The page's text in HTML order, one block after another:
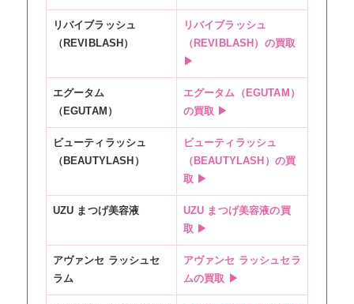
リバイブラッシュ
（REVIBLASH）
リバイブラッシュ
（REVIBLASH）の買取
▶
エグータム
（EGUTAM）
エグータム（EGUTAM）
の買取 ▶
ビューティラッシュ
（BEAUTYLASH）
ビューティラッシュ
（BEAUTYLASH）の買
取 ▶
UZU まつげ美容液
UZU まつげ美容液の買
取 ▶
アヴァンセ ラッシュセ
ラム
アヴァンセ ラッシュセラ
ムの買取 ▶